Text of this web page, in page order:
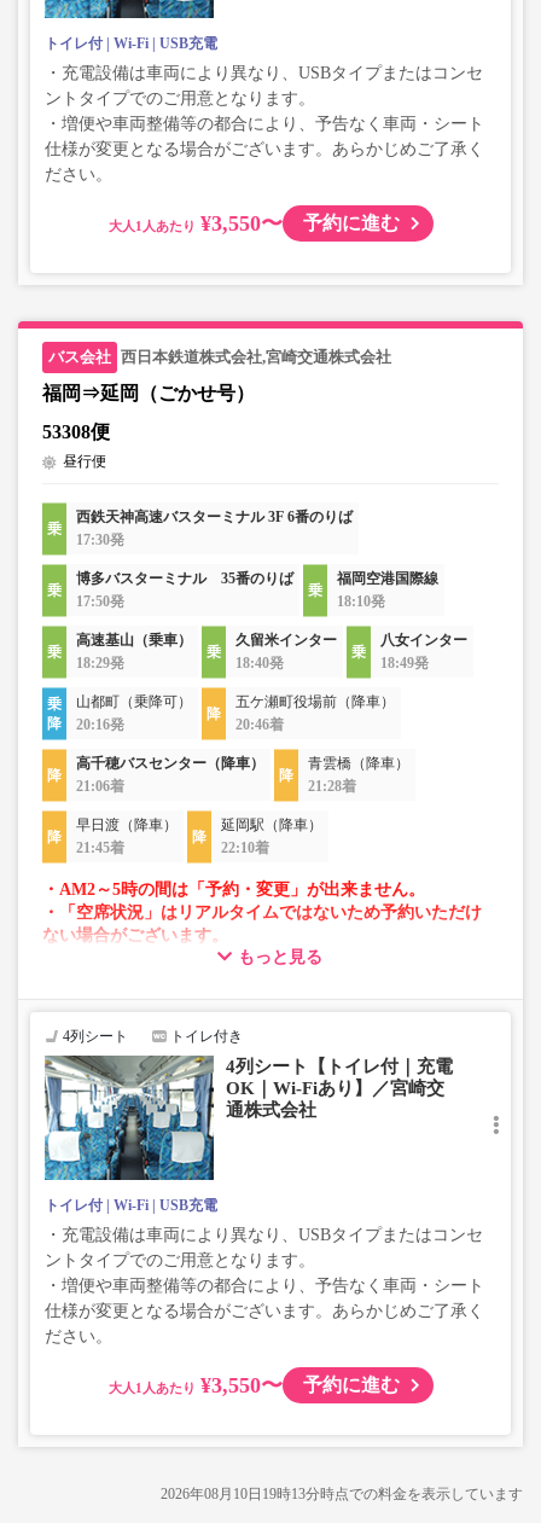
トイレ付 Wi-Fi USB充電
・充電設備は車両により異なり、USBタイプまたはコンセ
ントタイプでのご用意となります。
・増便や車両整備等の都合により、予告なく車両・シート
仕様が変更となる場合がございます。あらかじめご了承く
ださい。
大人 ¥3,550〜 予約に進む
西日本鉄道株式会社,宮崎交通株式会社
福岡⇒延岡（ごかせ号）
53308便
昼行便
西鉄天神高速バスターミナル 3F 6番のりば
17:30発
博多バスターミナル 35番のりば
17:50発
福岡空港国際線
18:10発
高速基山（乗車）
18:29発
久留米インター
18:40発
八女インター
18:49発
山都町（乗降可）
20:16発
五ケ瀬町役場前（降車）
20:46着
高千穂バスセンター（降車）
21:06着
青雲橋（降車）
21:28着
早日渡（降車）
21:45着
延岡駅（降車）
22:10着
・AM2～5時の間は「予約・変更」が出来ません。
・「空席状況」はリアルタイムではないため予約いただけ
ない場合がございます。
・車両は予告なく変更となる場合がございます。これに伴
で、あらかじめご了承ください。
もっと見る
4列シート トイレ付き
4列シート【トイレ付｜充電
OK｜Wi-Fiあり】／宮崎交
通株式会社
トイレ付 Wi-Fi USB充電
・充電設備は車両により異なり、USBタイプまたはコンセ
ントタイプでのご用意となります。
・増便や車両整備等の都合により、予告なく車両・シート
仕様が変更となる場合がございます。あらかじめご了承く
ださい。
大人 ¥3,550〜 予約に進む
2026年08月10日19時13分時点での料金を表示しています